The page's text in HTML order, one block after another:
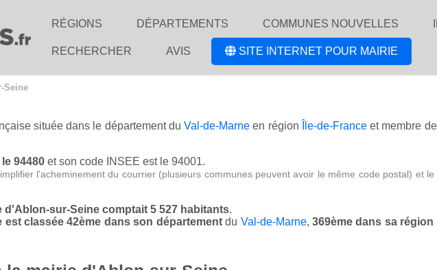
RÉGIONS DÉPARTEMENTS COMMUNES NOUVELLES
RECHERCHER AVIS SITE INTERNET POUR MAIRIE
Seine
située dans le département du Val-de-Marne en région Île-de-Franceet membre
94480 et son code INSEE est le 94001.
l'acheminement du courrier (plusieurs communes peuvent avoir le même code postal) et
d'Ablon-sur-Seine comptait 5 527 habitants.
classée 42ème dans son départementdu Val-de-Marne,369ème dans sa région